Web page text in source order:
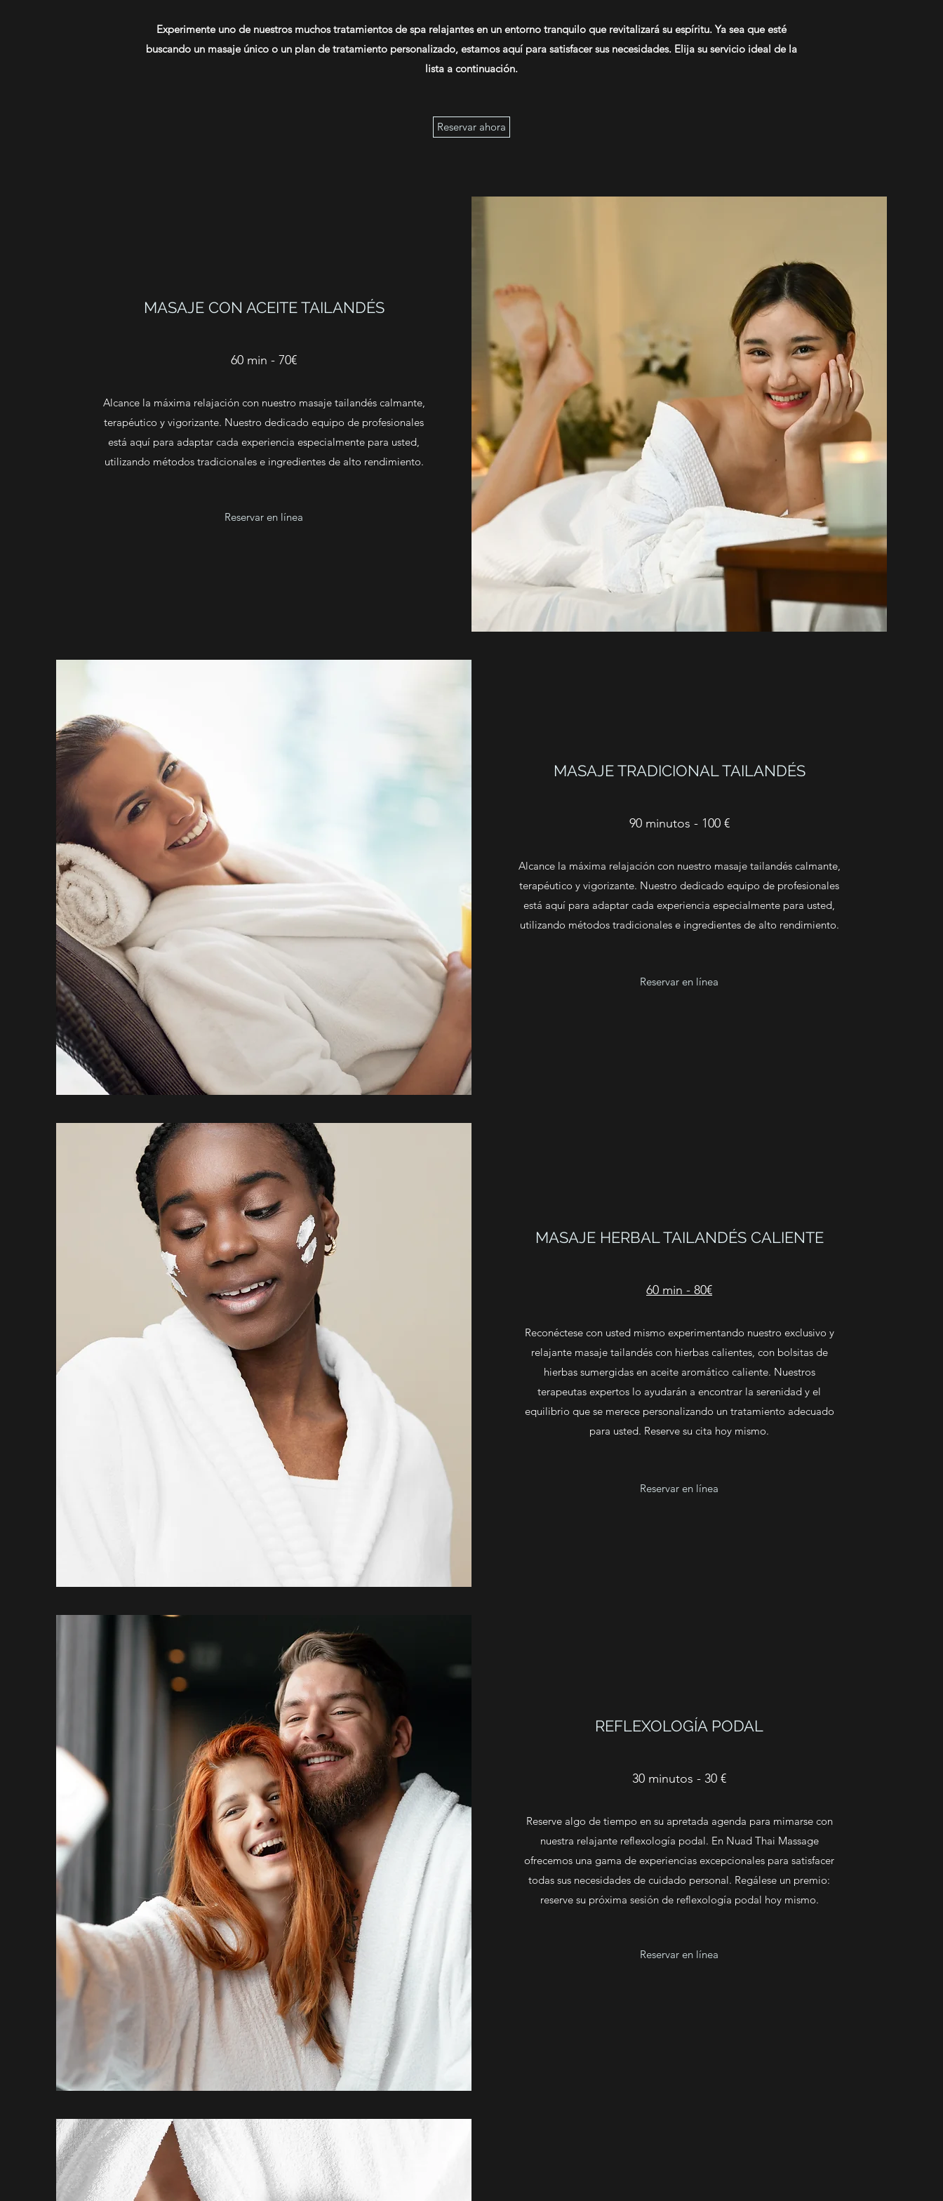
Experimente uno de nuestros muchos tratamientos de spa relajantes en un entorno tranquilo que revitalizará su espíritu. Ya sea que esté
buscando un masaje único o un plan de tratamiento personalizado, estamos aquí para satisfacer sus necesidades. Elija su servicio ideal de la
lista a continuación.
Reservar ahora
MASAJE CON ACEITE TAILANDÉS
60 min - 70€
Alcance la máxima relajación con nuestro masaje tailandés calmante,
terapéutico y vigorizante. Nuestro dedicado equipo de profesionales
está aquí para adaptar cada experiencia especialmente para usted,
utilizando métodos tradicionales e ingredientes de alto rendimiento.
Reservar en línea
MASAJE TRADICIONAL TAILANDÉS
90 minutos - 100 €
Alcance la máxima relajación con nuestro masaje tailandés calmante,
terapéutico y vigorizante. Nuestro dedicado equipo de profesionales
está aquí para adaptar cada experiencia especialmente para usted,
utilizando métodos tradicionales e ingredientes de alto rendimiento.
Reservar en línea
MASAJE HERBAL TAILANDÉS CALIENTE
60 min - 80€
Reconéctese con usted mismo experimentando nuestro exclusivo y
relajante masaje tailandés con hierbas calientes, con bolsitas de
hierbas sumergidas en aceite aromático caliente. Nuestros
terapeutas expertos lo ayudarán a encontrar la serenidad y el
equilibrio que se merece personalizando un tratamiento adecuado
para usted. Reserve su cita hoy mismo.
Reservar en línea
REFLEXOLOGÍA PODAL
30 minutos - 30 €
Reserve algo de tiempo en su apretada agenda para mimarse con
nuestra relajante reflexología podal. En Nuad Thai Massage
ofrecemos una gama de experiencias excepcionales para satisfacer
todas sus necesidades de cuidado personal. Regálese un premio:
reserve su próxima sesión de reflexología podal hoy mismo.
Reservar en línea